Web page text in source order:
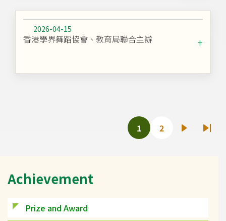
2026-04-15
香港學界舞蹈協會、教育局聯合主辦
Current
1
Page
2
Last
navigation
訂)
Achievement
Prize and Award